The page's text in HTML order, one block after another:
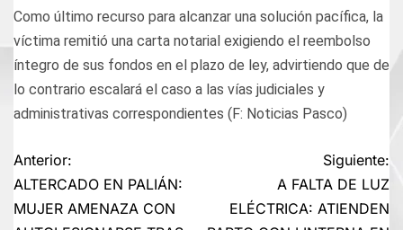
Como último recurso para alcanzar una solución pacífica, la
víctima remitió una carta notarial exigiendo el reembolso
íntegro de sus fondos en el plazo de ley, advirtiendo que de
lo contrario escalará el caso a las vías judiciales y
administrativas correspondientes (F: Noticias Pasco)
Navegación
de
Anterior:
ALTERCADO EN PALIÁN:
MUJER AMENAZA CON
Siguiente:
A FALTA DE LUZ
ELÉCTRICA: ATIENDEN